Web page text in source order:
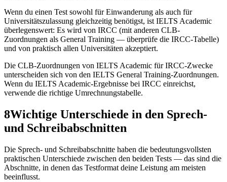
Wenn du einen Test sowohl für Einwanderung als auch für
Universitätszulassung gleichzeitig benötigst, ist IELTS Academic
überlegenswert: Es wird von IRCC (mit anderen CLB-
Zuordnungen als General Training — überprüfe die IRCC-Tabelle)
und von praktisch allen Universitäten akzeptiert.
Die CLB-Zuordnungen von IELTS Academic für IRCC-Zwecke
unterscheiden sich von den IELTS General Training-Zuordnungen.
Wenn du IELTS Academic-Ergebnisse bei IRCC einreichst,
verwende die richtige Umrechnungstabelle.
8Wichtige Unterschiede in den Sprech-
und Schreibabschnitten
Die Sprech- und Schreibabschnitte haben die bedeutungsvollsten
praktischen Unterschiede zwischen den beiden Tests — das sind die
Abschnitte, in denen das Testformat deine Leistung am meisten
beeinflusst.